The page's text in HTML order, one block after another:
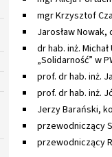
mgr Krzysztof
Jarosław
dr hab. inż.
„Solidarność” w
prof. dr hab. inż.
prof. dr hab. inż.
Jerzy Barański,
przewodniczący
przewodniczący